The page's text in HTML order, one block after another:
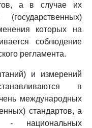
а в случае их
которых на
соблюдение
регламента.
и измерений
в
международных
стандартов, а
национальных